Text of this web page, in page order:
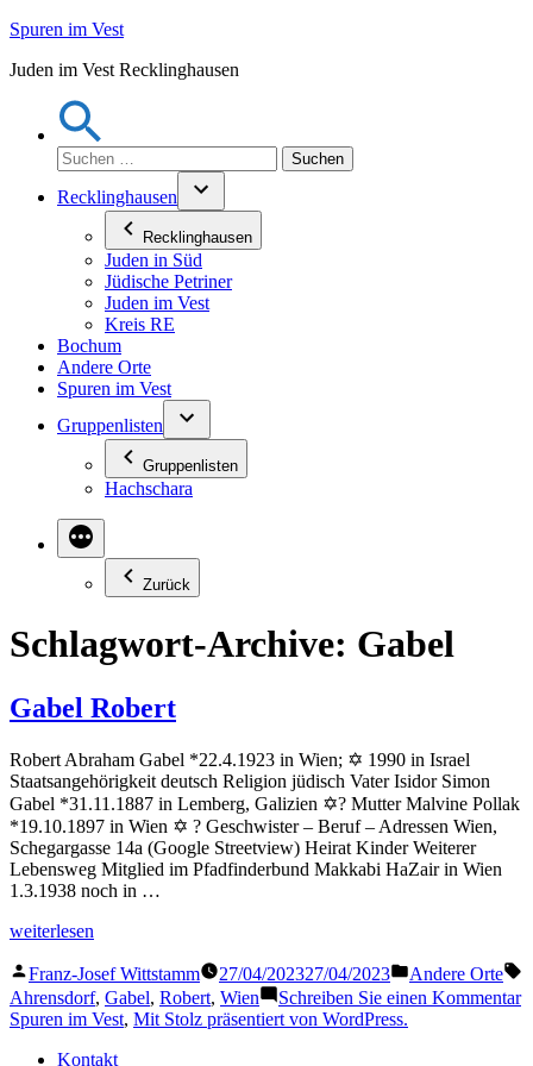
Zum
springen
Spuren im Vest
Juden im Vest Recklinghausen
Suchen
nach:
Recklinghausen
Recklinghausen
Juden in Süd
Jüdische Petriner
Juden im Vest
Kreis RE
Bochum
Andere Orte
Spuren im Vest
Gruppenlisten
Gruppenlisten
Hachschara
Zurück
Schlagwort-Archive: Gabel
Gabel Robert
Robert Abraham Gabel *22.4.1923 in Wien; ✡ 1990 in Israel
Staatsangehörigkeit deutsch Religion jüdisch Vater Isidor Simon
Gabel *31.11.1887 in Lemberg, Galizien ✡? Mutter Malvine Pollak
*19.10.1897 in Wien ✡ ? Geschwister – Beruf – Adressen Wien,
Schegargasse 14a (Google Streetview) Heirat Kinder Weiterer
Lebensweg Mitglied im Pfadfinderbund Makkabi HaZair in Wien
1.3.1938 noch in …
„Gabel
weiterlesen
Veröffentlicht
von
Franz-Josef Wittstamm 27/04/202327/04/2023
Veröffentlicht
in
Andere Orte
Ahrensdorf, Gabel, Robert, Wien Schreiben Sie einen Kommentar
Spuren im Vest, Mit Stolz präsentiert von WordPress.
Kontakt